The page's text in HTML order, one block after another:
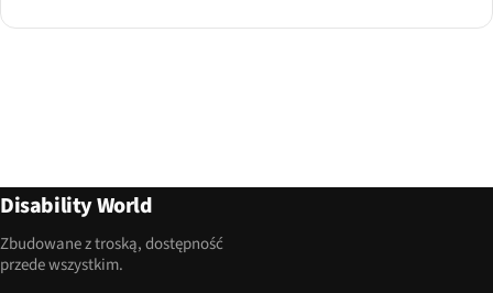
Disability World
Zbudowane z troską, dostępność
przede wszystkim.